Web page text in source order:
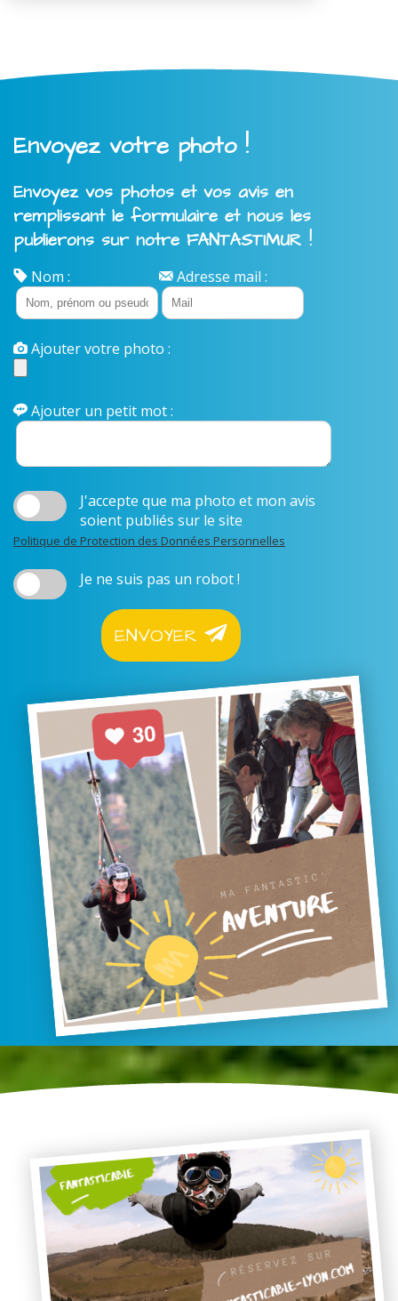
Envoyez votre photo !
Envoyez vos photos et vos avis en
remplissant le formulaire et nous les
publierons sur notre FANTASTIMUR !
Nom : Adresse mail :
Ajouter votre photo :
Ajouter un petit mot :
J'accepte que ma photo et mon avis
soient publiés sur le site
Politique de Protection des Données Personnelles
Je ne suis pas un robot !
ENVOYER